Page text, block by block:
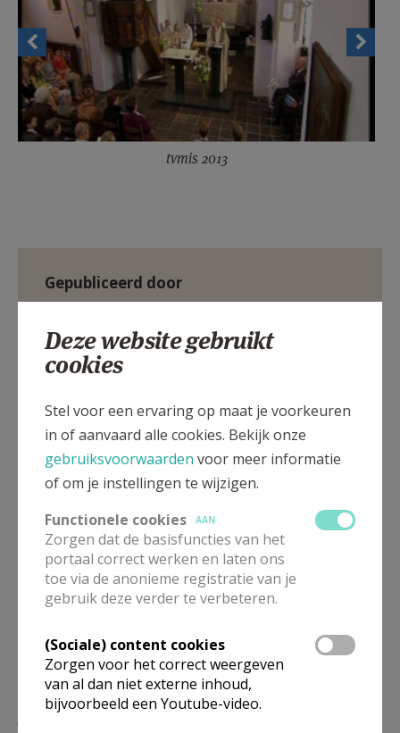
tvmis 2013
Gepubliceerd door
Deel dit artikel
Lees meer
Deze website gebruikt
cookies
Stel voor een ervaring op maat je voorkeuren
in of aanvaard alle cookies. Bekijk onze
gebruiksvoorwaarden voor meer informatie
of om je instellingen te wijzigen.
Functionele cookies
AAN
Zorgen dat de basisfuncties van het
portaal correct werken en laten ons
toe via de anonieme registratie van je
gebruik deze verder te verbeteren.
(Sociale) content cookies
Zorgen voor het correct weergeven
van al dan niet externe inhoud,
bijvoorbeeld een Youtube-video.